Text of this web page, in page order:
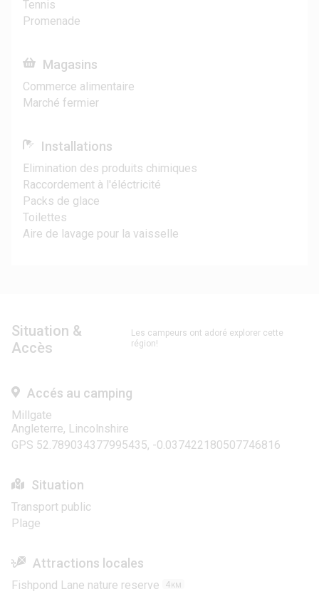
Tennis
Promenade
Magasins
Commerce alimentaire
Marché fermier
Installations
Elimination des produits chimiques
Raccordement à l'éléctricité
Packs de glace
Toilettes
Aire de lavage pour la vaisselle
Situation &
Accès
Les campeurs ont adoré explorer cette
région!
Accés au camping
Millgate
Angleterre, Lincolnshire
GPS 52.789034377995435, -0.037422180507746816
Situation
Transport public
Plage
Attractions locales
Fishpond Lane nature reserve 4 KM